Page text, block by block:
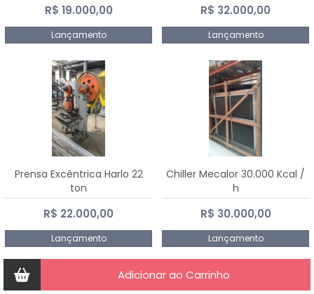
R$ 19.000,00
Lançamento
R$ 32.000,00
Lançamento
Prensa Excêntrica Harlo 22
ton
R$ 22.000,00
Lançamento
Chiller Mecalor 30.000 Kcal /
h
R$ 30.000,00
Lançamento
Adicionar ao Carrinho